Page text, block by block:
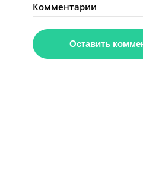
Комментарии
Оставить